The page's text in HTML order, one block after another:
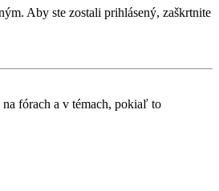
Aby ste zostali prihlásený, zaškrtnite
fórach a v témach, pokiaľ to